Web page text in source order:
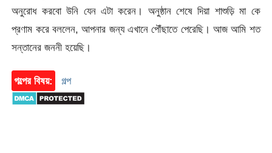
অনুরোধ করবো উনি যেন এটা করেন। অনুষ্ঠান শেষে দিয়া শাশুড়ি মা কে
প্রণাম করে বললেন, আপনার জন্য এখানে পৌঁছাতে পেরেছি। আজ আমি শত
সন্তানের জননী হয়েছি।
গল্পের বিষয়: গল্প